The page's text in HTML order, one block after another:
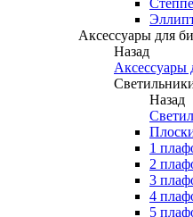
Аксессуары для
Назад
Аксессуары
Назад
1
2
3
4
5